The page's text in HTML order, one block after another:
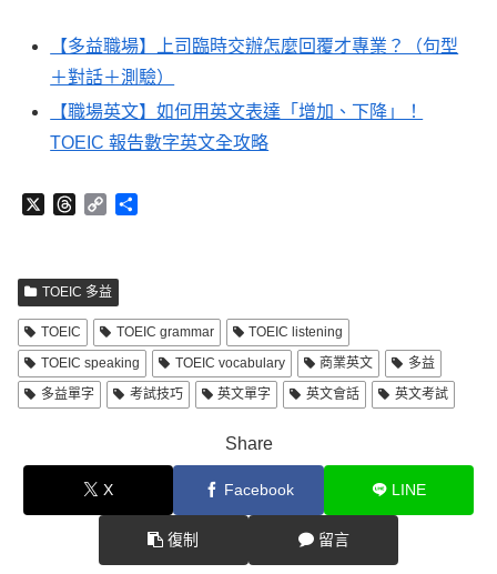
【多益職場】上司臨時交辦怎麼回覆才專業？（句型
＋對話＋測驗）
【職場英文】如何用英文表達「增加、下降」！
TOEIC 報告數字英文全攻略
a
d
s
C
L
i
n
k
TOEIC 多益
TOEIC TOEIC grammar
TOEIC listening
TOEIC speaking
TOEIC vocabulary 商業英文
多益
多益單字
考試技巧 英文單字 英文會話 英文考試
Share
X Facebook LINE
復制 留言